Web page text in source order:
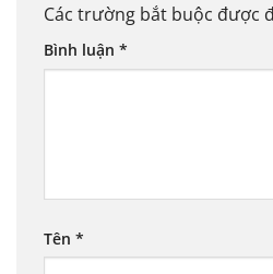
Các trường bắt buộc được
Bình luận *
Tên *